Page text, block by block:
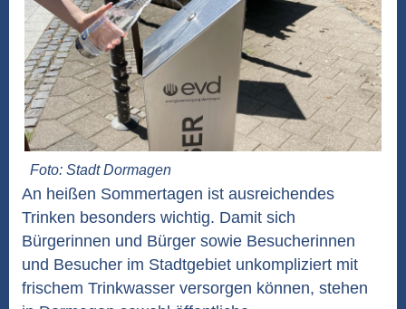
Foto: Stadt Dormagen
An heißen Sommertagen ist ausreichendes
Trinken besonders wichtig. Damit sich
Bürgerinnen und Bürger sowie Besucherinnen
und Besucher im Stadtgebiet unkompliziert mit
frischem Trinkwasser versorgen können, stehen